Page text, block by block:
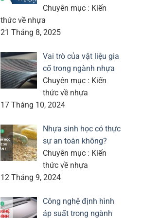
Chuyên mục : Kiến
thức về nhựa
21 Tháng 8, 2025
Vai trò của vật liệu gia
cố trong ngành nhựa
Chuyên mục : Kiến
thức về nhựa
17 Tháng 10, 2024
Nhựa sinh học có thực
sự an toàn không?
Chuyên mục : Kiến
thức về nhựa
12 Tháng 9, 2024
Công nghệ định hình
áp suất trong ngành